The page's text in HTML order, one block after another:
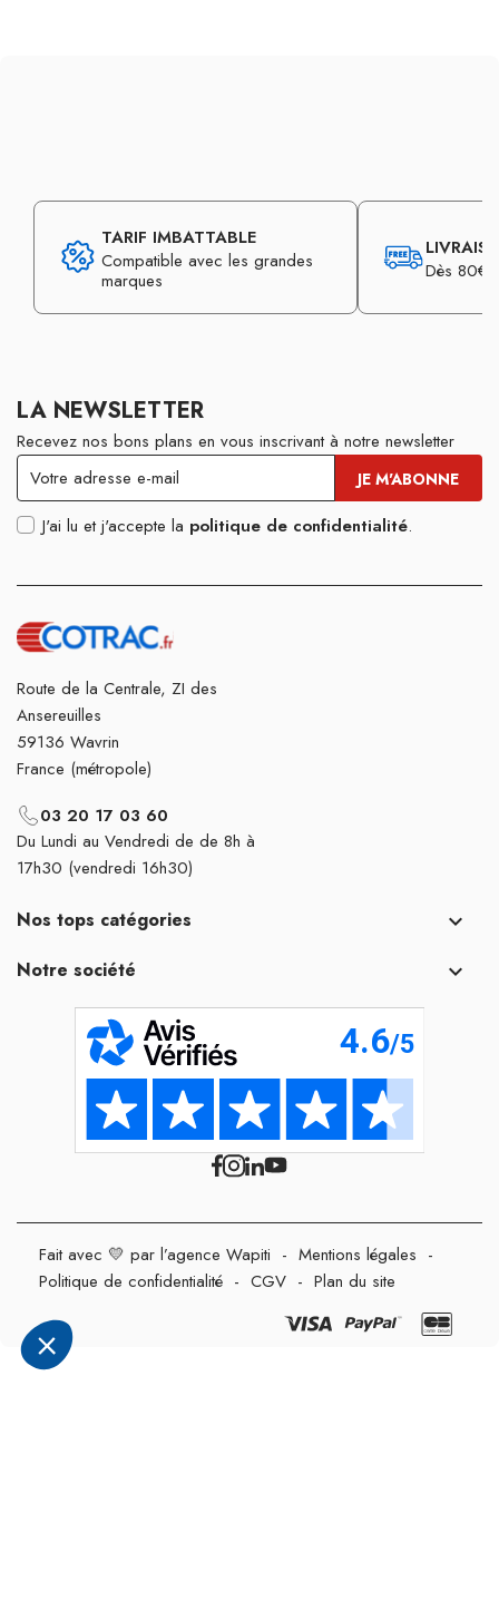
TARIF IMBATTABLE
Compatible avec les grandes
marques
Dès 80€
LA NEWSLETTER
Recevez nos bons plans en vous inscrivant à notre newsletter
J'ai lu et j'accepte la politique de confidentialité.
Route de la Centrale, ZI des
Ansereuilles
59136 Wavrin
France (métropole)
03 20 17 03 60
Du Lundi au Vendredi de de 8h à
17h30 (vendredi 16h30)
Nos tops catégories 
Notre société 
Fait avec 💛 par l’agence Wapiti - Mentions légales -
Politique de confidentialité - CGV - Plan du site